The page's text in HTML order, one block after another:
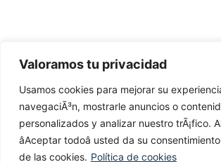
Valoramos tu privacidad
Usamos cookies para mejorar su
navegaciÃ³n, mostrarle anuncios o
personalizados y analizar nuestro trÃ¡fico.
âAceptar todoâ usted da su
de las cookies. Política de cookies